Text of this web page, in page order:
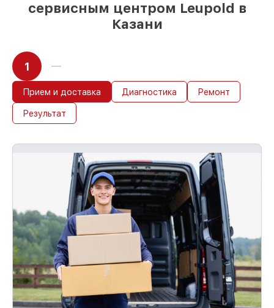
сервисным центром Leupold в
Казани
1
Прием и доставка Диагностика Ремонт
Результат